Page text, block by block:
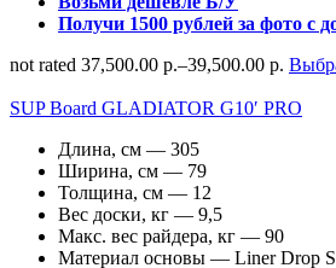
Получи 1500 рублей за фото с
not rated 37,500.00 р.–39,500.00 р.
SUP Board GLADIATOR G10′ PRO
Длина, см — 305
Ширина, см — 79
Толщина, см — 12
Вес доски, кг — 9,5
Макс. вес райдера, кг — 90
Материал основы — Liner Drop